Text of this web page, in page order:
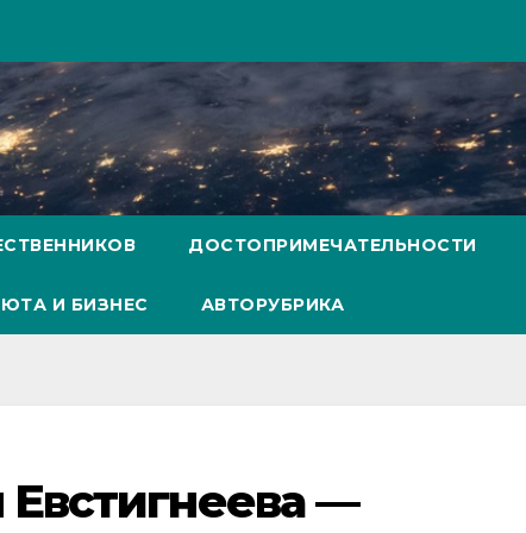
ДОСТОПРИМЕЧАТЕЛЬНОСТИ
И БИЗНЕС АВТОРУБРИКА
—